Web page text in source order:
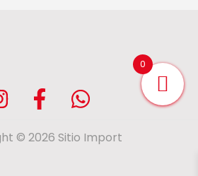
© 2026 Sitio Import
0